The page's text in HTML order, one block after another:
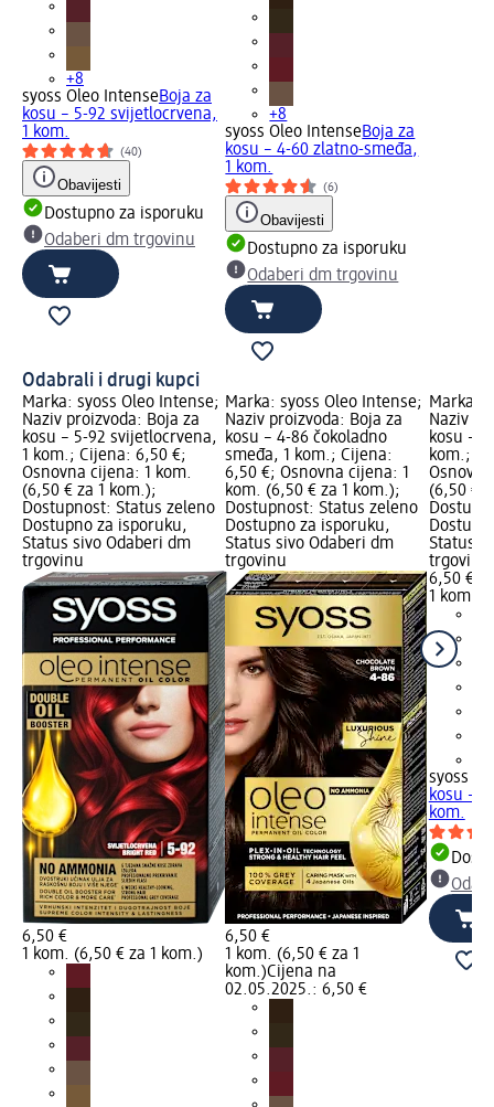
+8
syoss Oleo IntenseBoja za
kosu – 5-92 svijetlocrvena,
1 kom.
(40)
Obavijesti
Dostupno za isporuku
Odaberi dm trgovinu
+8
syoss Oleo IntenseBoja za
kosu – 4-60 zlatno-smeđa,
1 kom.
(6)
Obavijesti
Dostupno za isporuku
Odaberi dm trgovinu
Odabrali i drugi kupci
Marka: syoss Oleo Intense;
Naziv proizvoda: Boja za
kosu – 5-92 svijetlocrvena,
1 kom.; Cijena: 6,50 €;
Osnovna cijena: 1 kom.
(6,50 € za 1 kom.);
Dostupnost: Status zeleno
Dostupno za isporuku,
Status sivo Odaberi dm
trgovinu
6,50 €
1 kom. (6,50 € za 1 kom.)
Marka: syoss Oleo Intense;
Naziv proizvoda: Boja za
kosu – 4-86 čokoladno
smeđa, 1 kom.; Cijena:
6,50 €; Osnovna cijena: 1
kom. (6,50 € za 1 kom.);
Dostupnost: Status zeleno
Dostupno za isporuku,
Status sivo Odaberi dm
trgovinu
6,50 €
1 kom. (6,50 € za 1
kom.)Cijena na
02.05.2025.: 6,50 €
Marka:
Naziv
kosu –
kom.;
(6,50 €
Status
trgovinu
6,50 €
1 kom.
syoss
kosu –
kom.